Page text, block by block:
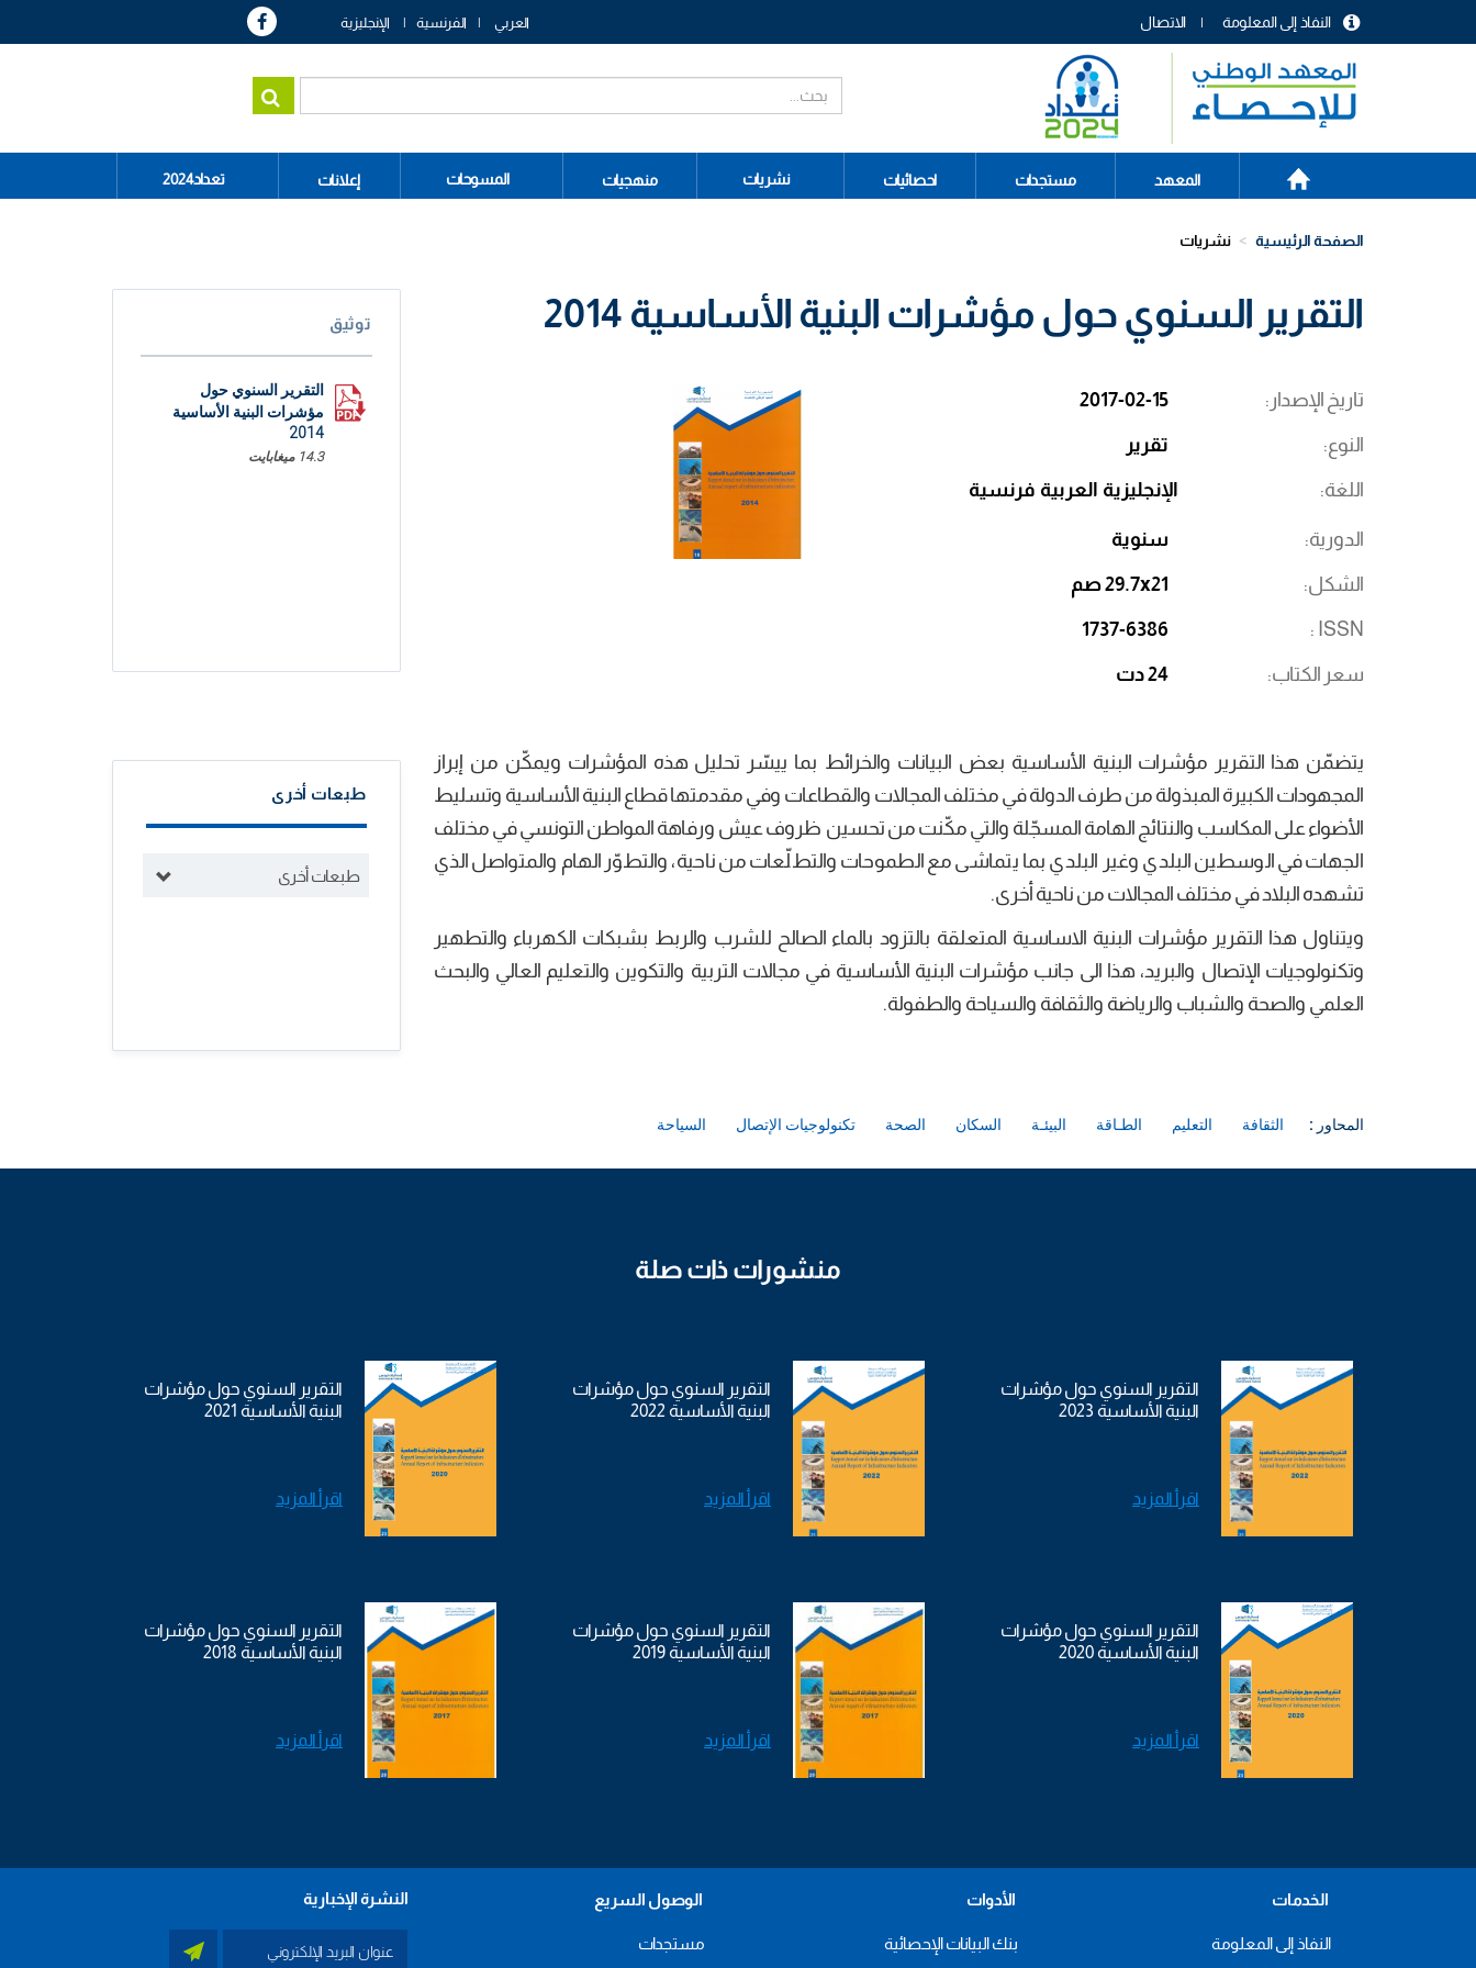
menu
header
الاتصال النفاذ إلى المعلومة العربي الفرنسية الإنجليزية
Main
navigation
الرئيسية
المعهد مستجدات احصائيات نشريات منهجيات المسوحات إعلانات تعداد2024
الصفحة الرئيسية نشريات
التقرير السنوي حول مؤشرات البنية الأساسية 2014
تاريخ الإصدار 2017-02-15
النوع تقرير
اللغة الإنجليزية العربية فرنسية
الدورية سنوية
الشكل 29.7x21 صم
ISSN
1737-6386
سعر الكتاب 24 دت
يتضمّن هذا التقرير مؤشرات البنية الأساسية بعض البيانات والخرائط بما ييسّر تحليل هذه المؤشرات ويمكّن من إبراز
المجهودات الكبيرة المبذولة من طرف الدولة في مختلف المجالات والقطاعات وفي مقدمتها قطاع البنية الأساسية وتسليط
الأضواء على المكاسب والنتائج الهامة المسجّلة والتي مكّنت من تحسين ظروف عيش ورفاهة المواطن التونسي في مختلف
الجهات في الوسطين البلدي وغير البلدي بما يتماشى مع الطموحات والتطلّعات من ناحية، والتطوّر الهام والمتواصل الذي
تشهده البلاد في مختلف المجالات من ناحية أخرى.
ويتناول هذا التقرير مؤشرات البنية الاساسية المتعلقة بالتزود بالماء الصالح للشرب والربط بشبكات الكهرباء والتطهير
وتكنولوجيات الإتصال والبريد، هذا الى جانب مؤشرات البنية الأساسية في مجالات التربية والتكوين والتعليم العالي والبحث
العلمي والصحة والشباب والرياضة والثقافة والسياحة والطفولة.
المحاور : الثقافة التعليم الطـاقة البيئـة السكان الصحة تكنولوجيات الإتصال السياحة
توثيق
التقرير السنوي حول
مؤشرات البنية الأساسية
2014
14.3 ميغابايت
طبعات أخرى
طبعات أخرى
منشورات ذات صلة
التقرير السنوي حول مؤشرات
البنية الأساسية 2023
اقرأ المزيد
التقرير السنوي حول مؤشرات
البنية الأساسية 2022
اقرأ المزيد
التقرير السنوي حول مؤشرات
البنية الأساسية 2021
اقرأ المزيد
التقرير السنوي حول مؤشرات
البنية الأساسية 2020
اقرأ المزيد
التقرير السنوي حول مؤشرات
البنية الأساسية 2019
اقرأ المزيد
التقرير السنوي حول مؤشرات
البنية الأساسية 2018
اقرأ المزيد
الخدمات
النفاذ إلى المعلومة
الأدوات
بنك البيانات الإحصائية
الوصول السريع
مستجدات
النشرة الإخبارية